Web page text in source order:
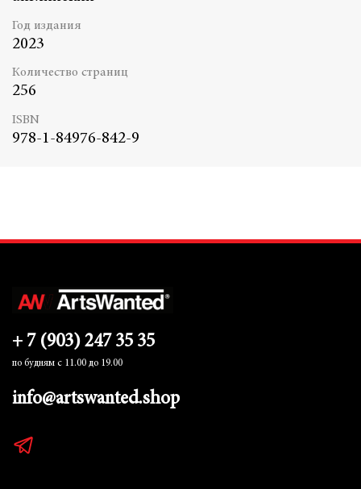
Год издания
2023
Количество страниц
256
ISBN
978-1-84976-842-9
+ 7 (903) 247 35 35
по будням с 11.00 до 19.00
info@artswanted.shop